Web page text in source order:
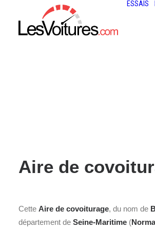
ESSAIS
Aire de
Cette Aire de covoiturage, du nom de
département de Seine-Maritime (